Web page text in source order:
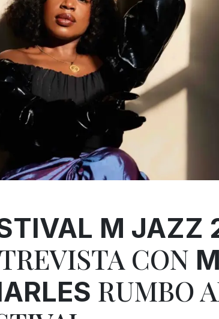
M JAZZ
CON
RUMBO